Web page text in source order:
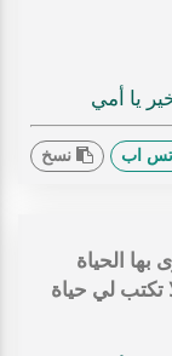
يا أمي
اب نسخ
بها الحياة
تكتب لي حياة